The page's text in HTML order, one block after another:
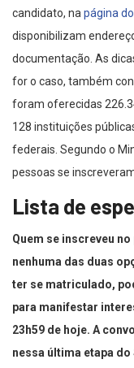
candidato, na página
disponibilizam
documentação. As
for o caso, também
foram oferecidas
128 instituições
federais. Segundo o
pessoas se
Lista de
Quem se inscreveu
nenhuma das duas
ter se matriculado,
para manifestar
23h59 de hoje. A
nessa última etapa